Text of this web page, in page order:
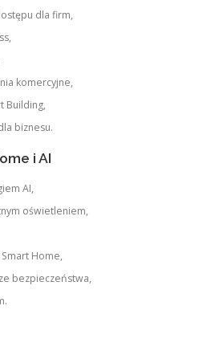
dla firm,
komercyjne,
Building,
biznesu.
i AI
AI,
oświetleniem,
Home,
bezpieczeństwa,